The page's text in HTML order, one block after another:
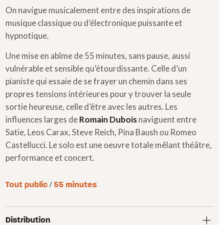
On navigue musicalement entre des inspirations de
musique classique ou d’électronique puissante et
hypnotique.
Une mise en abîme de 55 minutes, sans pause, aussi
vulnérable et sensible qu’étourdissante. Celle d’un
pianiste qui essaie de se frayer un chemin dans ses
propres tensions intérieures pour y trouver la seule
sortie heureuse, celle d’être avec les autres. Les
influences larges deRomain Duboisnaviguent entre
Satie, Leos Carax, Steve Reich, Pina Baush ou Romeo
Castellucci. Le solo est une oeuvre totale mêlant théâtre,
performance et concert.
Tout public / 55 minutes
Distribution